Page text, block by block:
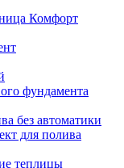
Комфорт
фундамента
без автоматики
для полива
теплицы